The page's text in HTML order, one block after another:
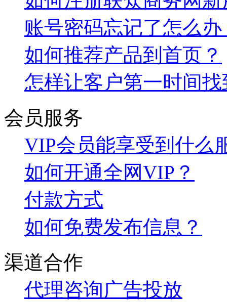
账号密码忘记了怎么办
如何推荐产品到首页？
怎样让客户第一时间
会员服务
VIP会员能享受到什么
如何开通全网VIP？
付款方式
如何免费发布信息？
渠道合作
代理咨询广告投放